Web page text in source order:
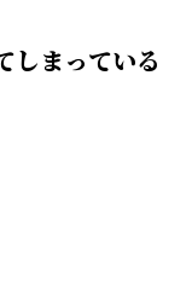
しまっている